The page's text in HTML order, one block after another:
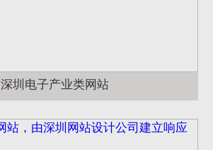
深圳电子产业类网站